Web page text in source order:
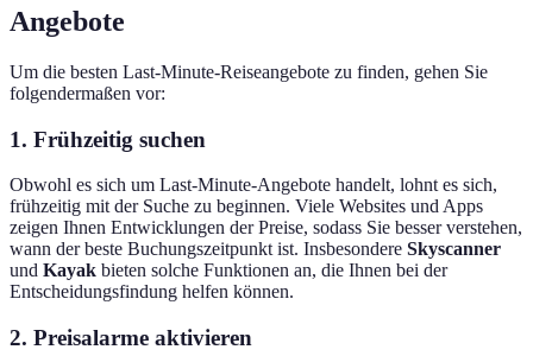
Angebote
Um die besten Last-Minute-Reiseangebote zu finden, gehen Sie
folgendermaßen vor:
1. Frühzeitig suchen
Obwohl es sich um Last-Minute-Angebote handelt, lohnt es sich,
frühzeitig mit der Suche zu beginnen. Viele Websites und Apps
zeigen Ihnen Entwicklungen der Preise, sodass Sie besser verstehen,
wann der beste Buchungszeitpunkt ist. Insbesondere Skyscanner
und Kayak bieten solche Funktionen an, die Ihnen bei der
Entscheidungsfindung helfen können.
2. Preisalarme aktivieren